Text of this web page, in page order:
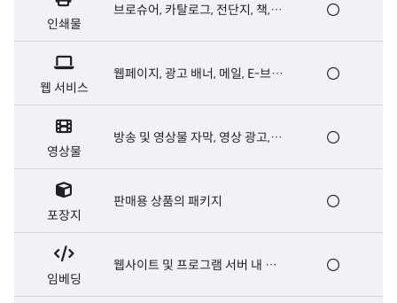
인쇄물
브로슈어, 카탈로그, 전단지, 책,
웹 서비스
웹페이지, 광고 배너, 메일, E-브로
영상물
방송 및 영상물 자막, 영상 광고,
포장지
판매용 상품의 패키지
임베딩
웹사이트 및 프로그램 서버 내 폰